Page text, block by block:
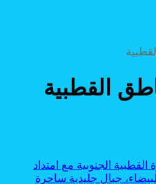
القطبية